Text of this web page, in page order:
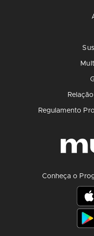
Regulamento
Conheça o